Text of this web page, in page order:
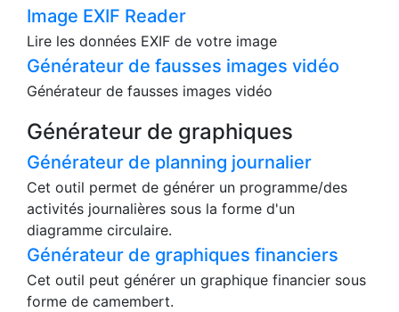
Image EXIF Reader
Lire les données EXIF de votre image
Générateur de fausses images vidéo
Générateur de fausses images vidéo
Générateur de graphiques
Générateur de planning journalier
Cet outil permet de générer un programme/des
activités journalières sous la forme d'un
diagramme circulaire.
Générateur de graphiques financiers
Cet outil peut générer un graphique financier sous
forme de camembert.